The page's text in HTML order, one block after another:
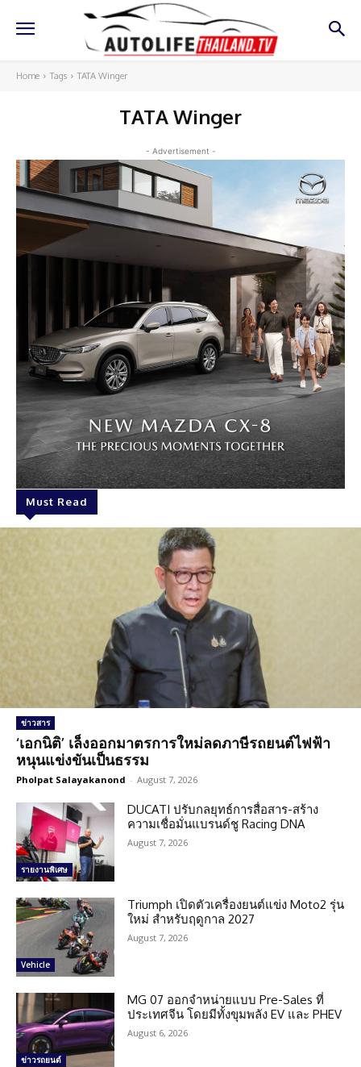
Home Tags TATA Winger
TATA Winger
- Advertisement -
Must Read
ข่าวสาร
‘เอกนิติ’ เล็งออกมาตรการใหม่ลดภาษีรถยนต์ไฟฟ้า
หนุนแข่งขันเป็นธรรม
Pholpat Salayakanond - August 7, 2026
รายงานพิเศษ
DUCATI ปรับกลยุทธ์การสื่อสาร-สร้าง
ความเชื่อมั่นแบรนด์ชู Racing DNA
August 7, 2026
Vehicle
Triumph เปิดตัวเครื่องยนต์แข่ง Moto2 รุ่น
ใหม่ สำหรับฤดูกาล 2027
August 7, 2026
ข่าวรถยนต์
MG 07 ออกจำหน่ายแบบ Pre-Sales ที่
ประเทศจีน โดยมีทั้งขุมพลัง EV และ PHEV
August 6, 2026